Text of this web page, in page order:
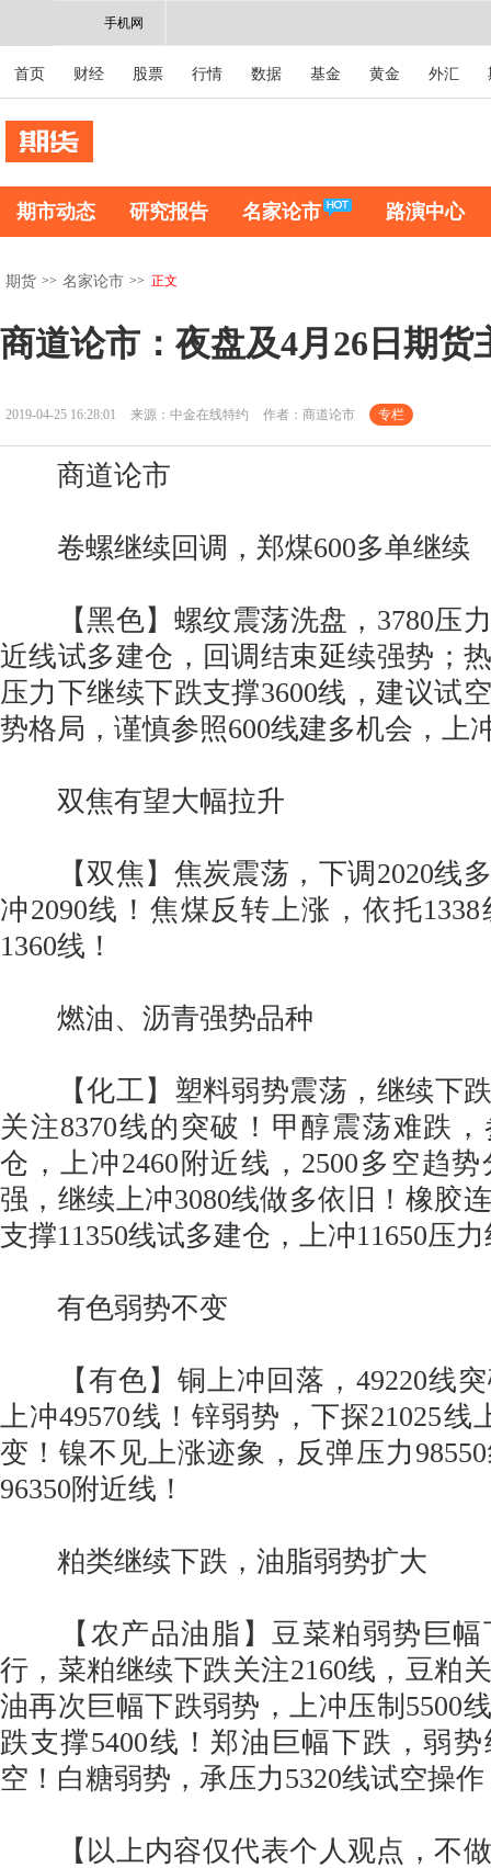
手机网
首页 财经 股票 行情 数据 基金 黄金 外汇
期市动态 研究报告 名家论市 路演中心
期货 >> 名家论市 >> 正文
商道论市：夜盘及4月26日期货
2019-04-25 16:28:01 来源：中金在线特约 作者：商道论市 专栏
商道论市
卷螺继续回调，郑煤600多单继续
【黑色】螺纹震荡洗盘，3780压力
近线试多建仓，回调结束延续强势；
压力下继续下跌支撑3600线，建议试
势格局，谨慎参照600线建多机会，上
双焦有望大幅拉升
【双焦】焦炭震荡，下调2020线
冲2090线！焦煤反转上涨，依托
1360线！
燃油、沥青强势品种
【化工】塑料弱势震荡，继续下跌
关注8370线的突破！甲醇震荡难跌
仓，上冲2460附近线，2500多空趋
强，继续上冲3080线做多依旧！橡胶
支撑11350线试多建仓，上冲11650压
有色弱势不变
【有色】铜上冲回落，49220线突
上冲49570线！锌弱势，下探21025线
变！镍不见上涨迹象，反弹压力
96350附近线！
粕类继续下跌，油脂弱势扩大
【农产品油脂】豆菜粕弱势巨幅
行，菜粕继续下跌关注2160线，豆粕
油再次巨幅下跌弱势，上冲压制5500
跌支撑5400线！郑油巨幅下跌，弱
空！白糖弱势，承压力5320线试空操
【以上内容仅代表个人观点，不做